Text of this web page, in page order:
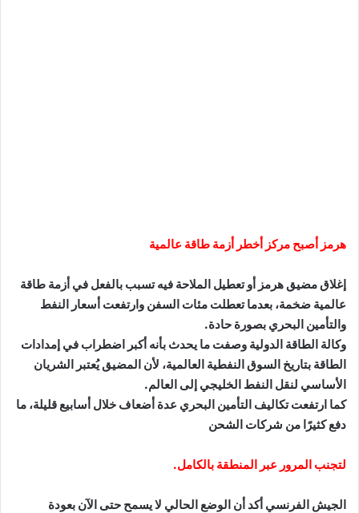
هرمز أصبح مركز أخطر أزمة طاقة عالمية
إغلاق مضيق هرمز أو تعطيل الملاحة فيه تسبب بالفعل في أزمة طاقة
عالمية ضخمة، بعدما تعطلت مئات السفن وارتفعت أسعار النفط
والتأمين البحري بصورة حادة.
وكالة الطاقة الدولية وصفت ما يحدث بأنه أكبر اضطراب في إمدادات
الطاقة بتاريخ السوق النفطية العالمية، لأن المضيق يُعتبر الشريان
الأساسي لنقل النفط الخليجي إلى العالم.
كما ارتفعت تكاليف التأمين البحري عدة أضعاف خلال أسابيع قليلة، ما
دفع كثيرًا من شركات الشحن
لتجنب المرور عبر المنطقة بالكامل.
الجيش الفرنسي أكد أن الوضع الحالي لا يسمح حتى الآن بعودة